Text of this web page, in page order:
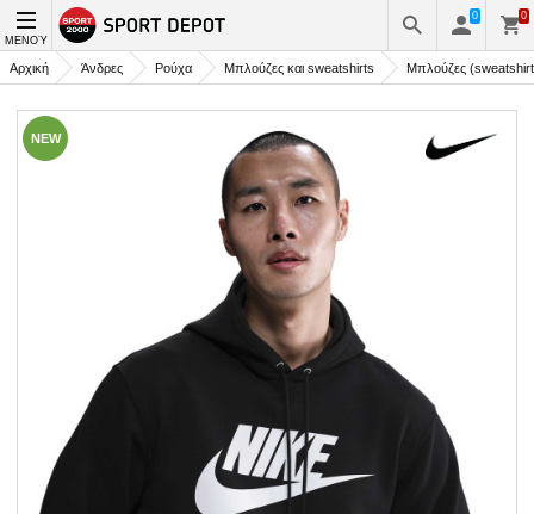
ΜΕΝΟΎ
0 0
Αρχική Άνδρες Ρούχα Μπλούζες και sweatshirts Μπλούζες
NEW